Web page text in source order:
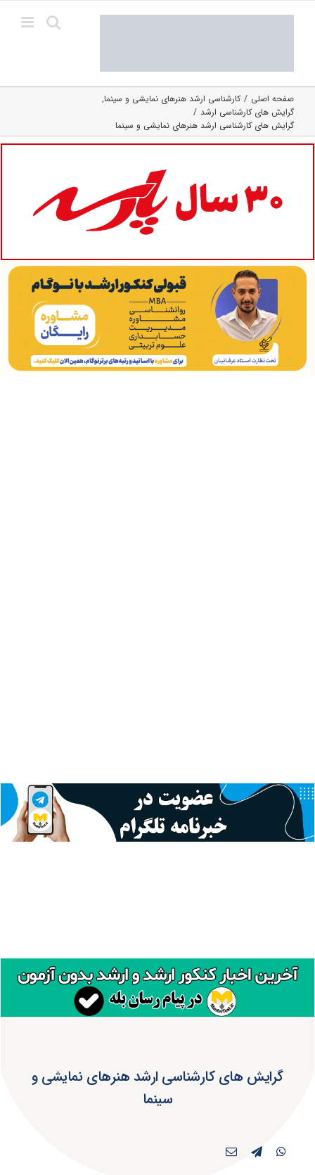
صفحه اصلی
کارشناسی ارشد هنرهای نمایشی و سینما
گرایش های کارشناسی ارشد
گرایش های کارشناسی ارشد هنرهای نمایشی و سینما
گرایش های کارشناسی ارشد هنرهای نمایشی و
سینما